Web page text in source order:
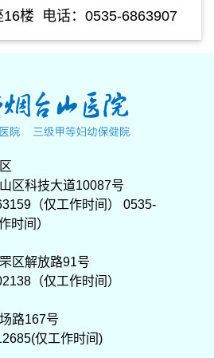
16楼 电话：0535-6863907
区科技大道10087号
（仅工作时间） 0535-
时间）
区解放路91号
（仅工作时间）
路167号
仅工作时间)